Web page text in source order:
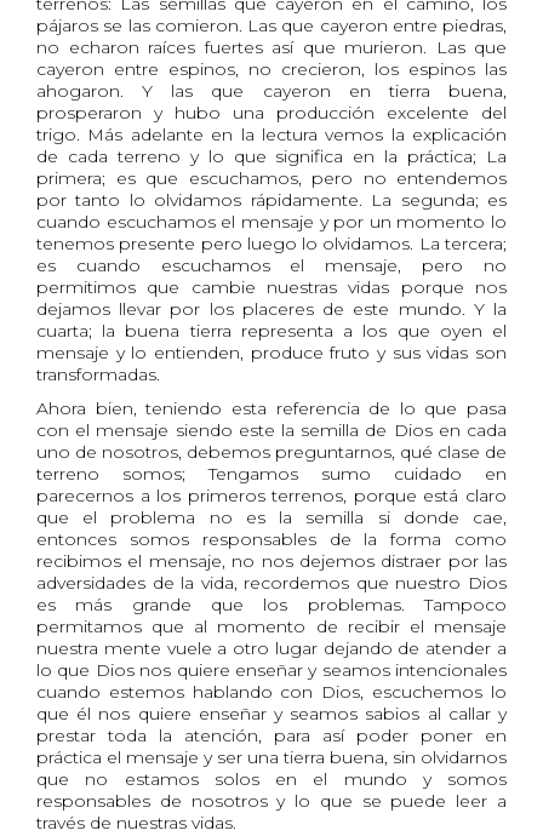
pájaros se las comieron. Las que cayeron entre piedras,
no echaron raíces fuertes así que murieron. Las que
cayeron entre espinos, no crecieron, los espinos las
ahogaron. Y las que cayeron en tierra buena,
prosperaron y hubo una producción excelente del
trigo. Más adelante en la lectura vemos la explicación
de cada terreno y lo que significa en la práctica; La
primera; es que escuchamos, pero no entendemos
por tanto lo olvidamos rápidamente. La segunda; es
cuando escuchamos el mensaje y por un momento lo
tenemos presente pero luego lo olvidamos. La tercera;
es cuando escuchamos el mensaje, pero no
permitimos que cambie nuestras vidas porque nos
dejamos llevar por los placeres de este mundo. Y la
cuarta; la buena tierra representa a los que oyen el
mensaje y lo entienden, produce fruto y sus vidas son
transformadas.
Ahora bien, teniendo esta referencia de lo que pasa
con el mensaje siendo este la semilla de Dios en cada
uno de nosotros, debemos preguntarnos, qué clase de
terreno somos; Tengamos sumo cuidado en
parecernos a los primeros terrenos, porque está claro
que el problema no es la semilla si donde cae,
entonces somos responsables de la forma como
recibimos el mensaje, no nos dejemos distraer por las
adversidades de la vida, recordemos que nuestro Dios
es más grande que los problemas. Tampoco
permitamos que al momento de recibir el mensaje
nuestra mente vuele a otro lugar dejando de atender a
lo que Dios nos quiere enseñar y seamos intencionales
cuando estemos hablando con Dios, escuchemos lo
que él nos quiere enseñar y seamos sabios al callar y
prestar toda la atención, para así poder poner en
práctica el mensaje y ser una tierra buena, sin olvidarnos
que no estamos solos en el mundo y somos
responsables de nosotros y lo que se puede leer a
través de nuestras vidas.